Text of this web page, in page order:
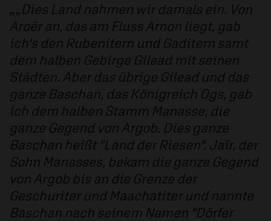
„Dies Land nahmen wir damals ein. Von
Aroër an, das am Fluss Arnon liegt, gab
ich's den Rubenitern und Gaditern samt
dem halben Gebirge Gilead mit seinen
Städten. Aber das übrige Gilead und das
ganze Baschan, das Königreich Ogs, gab
ich dem halben Stamm Manasse, die
ganze Gegend von Argob. Dies ganze
Baschan heißt "Land der Riesen". Jaïr, der
Sohn Manasses, bekam die ganze Gegend
von Argob bis an die Grenze der
Geschuriter und Maachatiter und nannte
Baschan nach seinem Namen "Dörfer